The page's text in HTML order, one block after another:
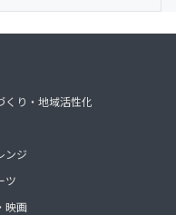
くり・地域活性化
ンジ
ツ
映画